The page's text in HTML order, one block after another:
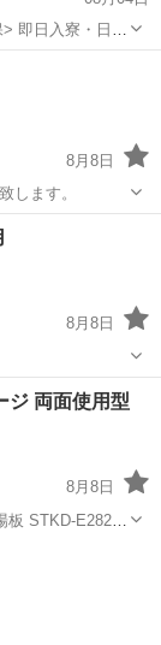
> 即日入寮・日払
社特典と3食付
企業! スマホ貸
8月8日
宜しくお願い致します。
8月8日
ジ 両面使用型
8月8日
STKD-E2823